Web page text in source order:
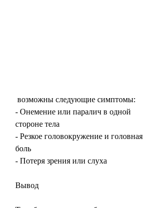
возможны следующие симптомы:
- Онемение или паралич в одной
стороне тела
- Резкое головокружение и головная
боль
- Потеря зрения или слуха
Вывод